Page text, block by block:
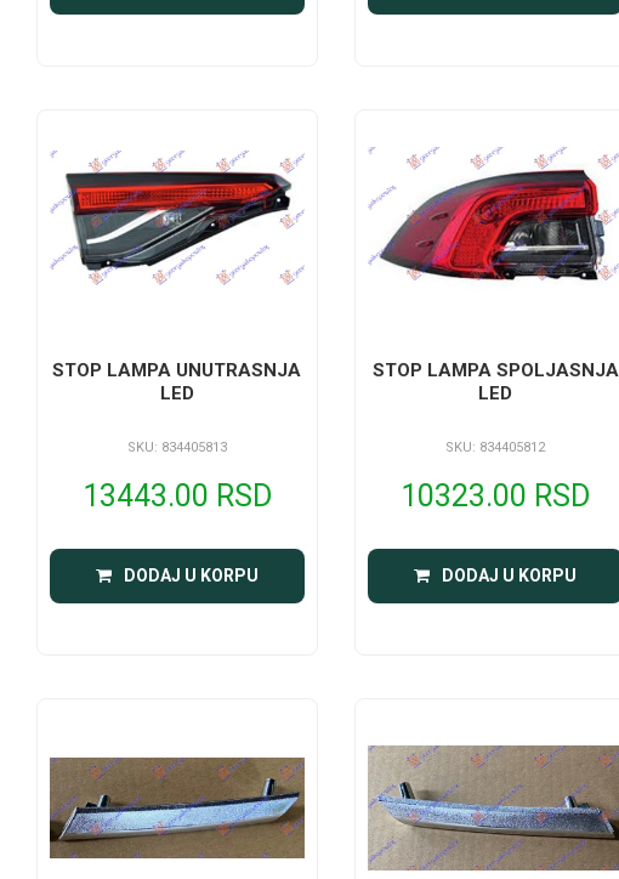
STOP LAMPA UNUTRASNJA
LED
SKU: 834405813
13443.00 RSD
DODAJ U KORPU
STOP LAMPA SPOLJASNJA
LED
SKU: 834405812
10323.00 RSD
DODAJ U KORPU